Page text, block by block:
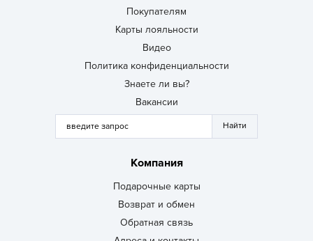
Покупателям
Карты лояльности
Видео
Политика конфиденциальности
Знаете ли вы?
Вакансии
Компания
Подарочные карты
Возврат и обмен
Обратная связь